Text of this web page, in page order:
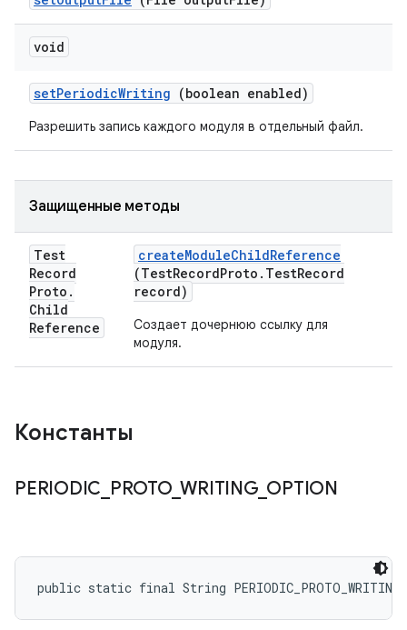
void
setPeriodicWriting (boolean enabled)
Разрешить запись каждого модуля в отдельный файл.
Защищенные методы
Test
Record
Proto .
Child
Reference
createModuleChildReference
(TestRecordProto . TestRecord
record)
Создает дочернюю ссылку для
модуля.
Константы
PERIODIC PROTO_WRITING_ OPTION
public static final String